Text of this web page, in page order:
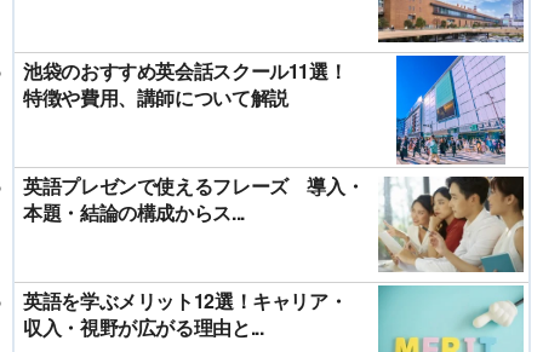
池袋のおすすめ英会話スクール11選！
特徴や費用、講師について解説
英語プレゼンで使えるフレーズ 導入・
本題・結論の構成からス...
英語を学ぶメリット12選！キャリア・
収入・視野が広がる理由と...